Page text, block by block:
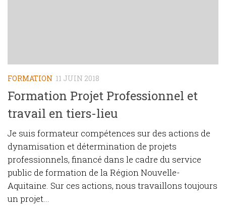
FORMATION 11 JUIN 2018
Formation Projet Professionnel et
travail en tiers-lieu
Je suis formateur compétences sur des actions de
dynamisation et détermination de projets
professionnels, financé dans le cadre du service
public de formation de la Région Nouvelle-
Aquitaine. Sur ces actions, nous travaillons toujours
un projet...